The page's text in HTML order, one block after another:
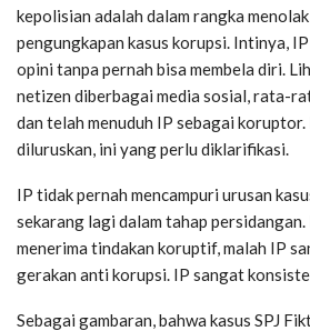
kepolisian adalah dalam rangka
pengungkapan kasus korupsi. Intinya,
opini tanpa pernah bisa membela diri.
netizen diberbagai media sosial, rata-
dan telah menuduh IP sebagai
diluruskan, ini yang perlu diklarifikasi.
IP tidak pernah mencampuri urusan
sekarang lagi dalam tahap
menerima tindakan koruptif, malah IP
gerakan anti korupsi. IP sangat
Sebagai gambaran, bahwa kasus SPJ